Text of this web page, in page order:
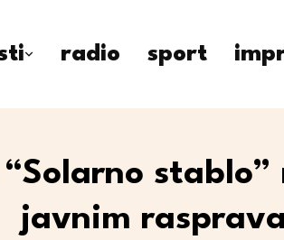
radio sport
javnim